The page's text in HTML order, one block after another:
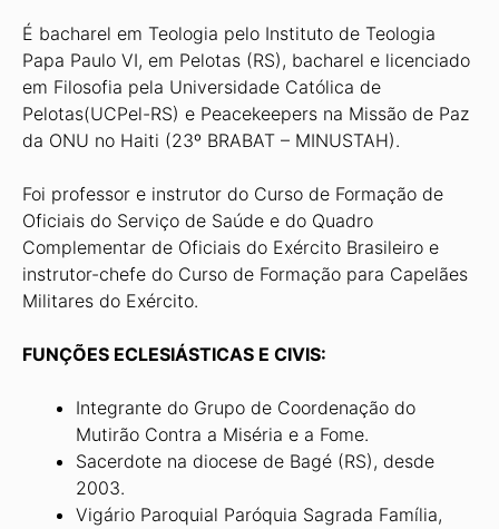
É bacharel em Teologia pelo Instituto de Teologia
Papa Paulo VI, em Pelotas (RS), bacharel e licenciado
em Filosofia pela Universidade Católica de
Pelotas(UCPel-RS) e Peacekeepers na Missão de Paz
da ONU no Haiti (23º BRABAT – MINUSTAH).
Foi professor e instrutor do Curso de Formação de
Oficiais do Serviço de Saúde e do Quadro
Complementar de Oficiais do Exército Brasileiro e
instrutor-chefe do Curso de Formação para Capelães
Militares do Exército.
FUNÇÕES ECLESIÁSTICAS E CIVIS:
Integrante do Grupo de Coordenação do
Mutirão Contra a Miséria e a Fome.
Sacerdote na diocese de Bagé (RS), desde
2003.
Vigário Paroquial Paróquia Sagrada Família,